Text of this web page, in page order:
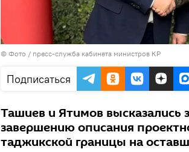
© Фото / пресс-служба кабинета министров КР
Подписаться
Ташиев и Ятимов высказались
завершению описания
таджикской границы на